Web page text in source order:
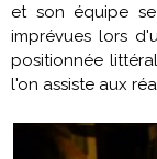
et son équipe
imprévues lors
positionnée
l'on assiste aux